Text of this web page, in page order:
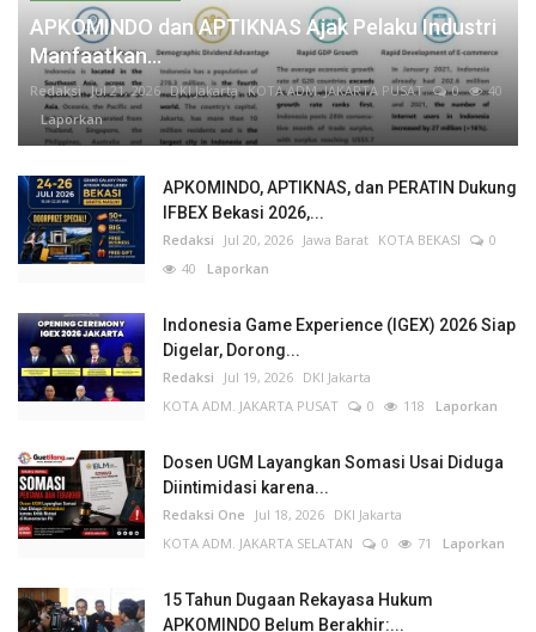
APKOMINDO dan APTIKNAS Ajak Pelaku Industri
Manfaatkan...
Redaksi Jul 21, 2026 DKI Jakarta KOTA ADM. JAKARTA PUSAT 0
40
Laporkan
APKOMINDO, APTIKNAS, dan PERATIN Dukung
IFBEX Bekasi 2026,...
Redaksi Jul 20, 2026 Jawa Barat KOTA BEKASI
0
40 Laporkan
Indonesia Game Experience (IGEX) 2026 Siap
Digelar, Dorong...
Redaksi Jul 19, 2026 DKI Jakarta
KOTA ADM. JAKARTA PUSAT
0 118 Laporkan
Dosen UGM Layangkan Somasi Usai Diduga
Diintimidasi karena...
Redaksi One Jul 18, 2026 DKI Jakarta
KOTA ADM. JAKARTA SELATAN
0 71 Laporkan
15 Tahun Dugaan Rekayasa Hukum
APKOMINDO Belum Berakhir:...